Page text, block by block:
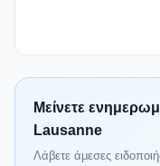
Μείνετε
Lausanne
Λάβετε άμεσες